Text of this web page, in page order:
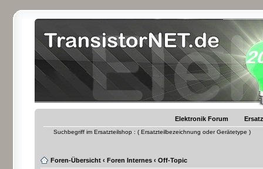
Elektronik Forum
Suchbegriff im Ersatzteilshop : ( Ersatzteilbezeichnung oder Gerätetype )
Foren-Übersicht ‹ Foren Internes ‹ Off-Topic